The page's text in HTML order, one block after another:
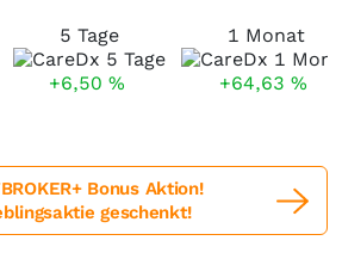
5 Tage
+6,50 %
1 Monat
+64,63 %
Bonus Aktion!
geschenkt!